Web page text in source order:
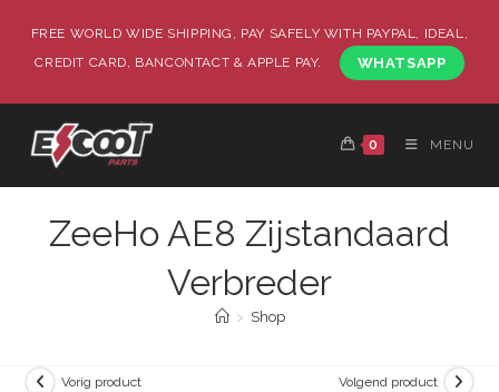
FREE WORLD WIDE SHIPPING, PAY SAFELY WITH PAYPAL, IDEAL,
CREDIT CARD, BANCONTACT & APPLE PAY.
WHATSAPP
0 MENU
ZeeHo AE8 Zijstandaard
Verbreder
> Shop
Vorig product Volgend product